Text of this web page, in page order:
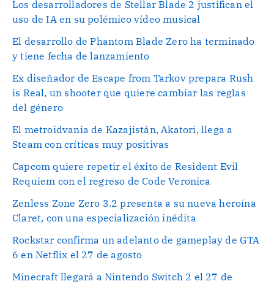
Los desarrolladores de Stellar Blade 2 justifican el
uso de IA en su polémico vídeo musical
El desarrollo de Phantom Blade Zero ha terminado
y tiene fecha de lanzamiento
Ex diseñador de Escape from Tarkov prepara Rush
is Real, un shooter que quiere cambiar las reglas
del género
El metroidvania de Kazajistán, Akatori, llega a
Steam con críticas muy positivas
Capcom quiere repetir el éxito de Resident Evil
Requiem con el regreso de Code Veronica
Zenless Zone Zero 3.2 presenta a su nueva heroína
Claret, con una especialización inédita
Rockstar confirma un adelanto de gameplay de GTA
6 en Netflix el 27 de agosto
Minecraft llegará a Nintendo Switch 2 el 27 de